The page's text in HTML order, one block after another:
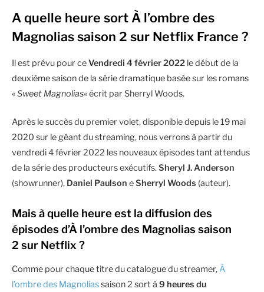
A quelle heure sort À l’ombre des
Magnolias saison 2 sur Netflix France ?
Il est prévu pour ceVendredi 4 février 2022 le début de la
deuxième saison de la série dramatique basée sur les romans
«Sweet Magnolias« écrit par Sherryl Woods.
Après le succès du premier volet, disponible depuis le 19 mai
2020 sur le géant du streaming, nous verrons à partir du
vendredi 4 février 2022 les nouveaux épisodes tant attendus
de la série des producteurs exécutifs.Sheryl J. Anderson
(showrunner), Daniel Paulson eSherryl Woods (auteur).
Mais à quelle heure est la diffusion des
épisodes d’À l’ombre des Magnolias saison
2 sur Netflix ?
Comme pour chaque titre du catalogue du streamer,À
l’ombre des Magnoliassaison 2 sort à 9 heures du